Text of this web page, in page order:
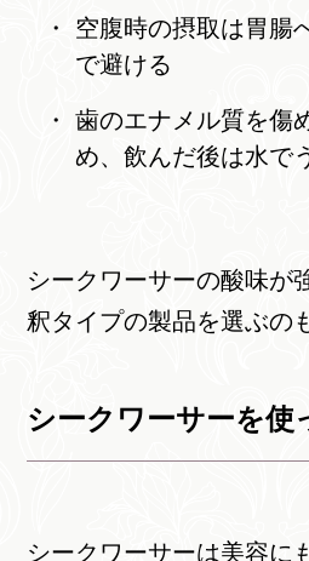
空腹時の摂取は胃腸
で避ける
歯のエナメル質を傷
め、飲んだ後は水で
シークワーサーの酸味が
釈タイプの製品を選ぶの
シークワーサーを使
シークワーサーは美容に